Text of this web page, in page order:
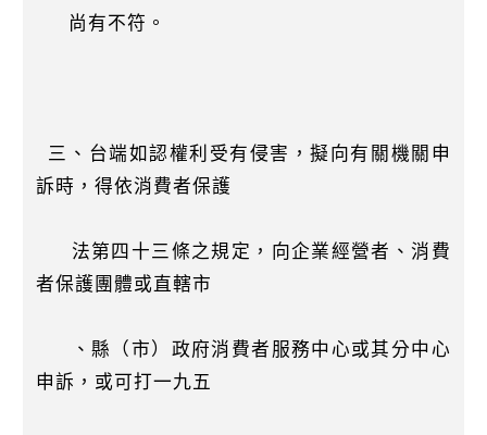
尚有不符。
三、台端如認權利受有侵害，擬向有關機關申
訴時，得依消費者保護
法第四十三條之規定，向企業經營者、消費
者保護團體或直轄市
、縣（市）政府消費者服務中心或其分中心
申訴，或可打一九五